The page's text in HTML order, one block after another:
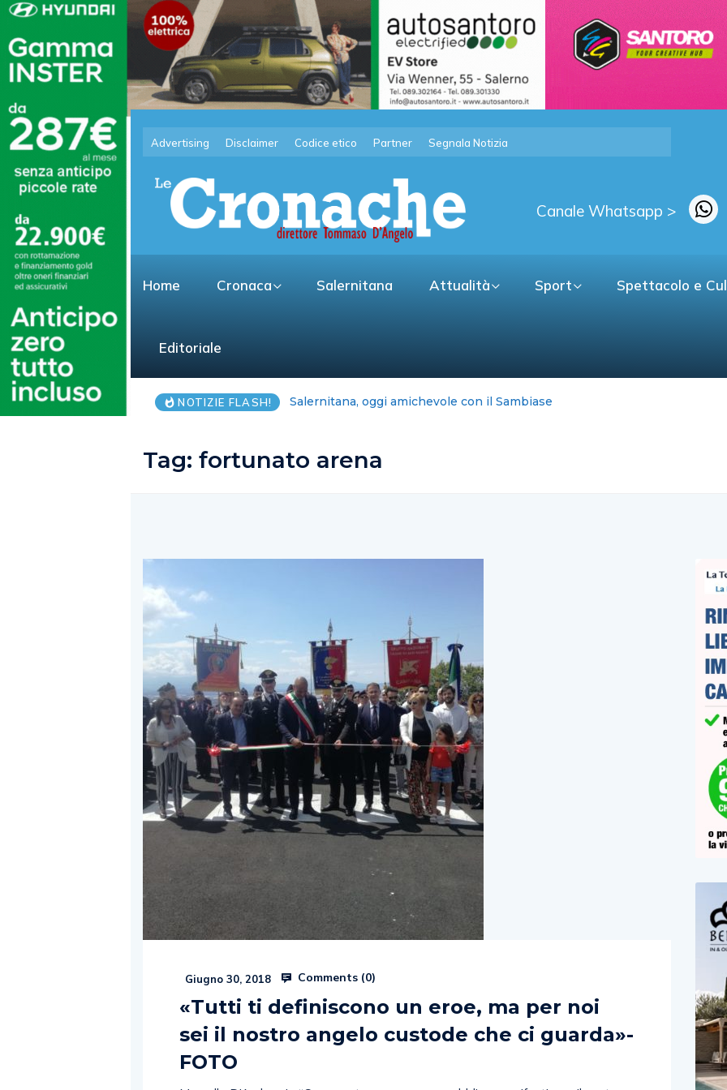
Advertising Disclaimer Codice etico Partner Segnala Notizia
Canale Whatsapp >
Home Cronaca Salernitana Attualità Sport Spettacolo e
Editoriale
NOTIZIE FLASH! Blackout Internet blocca la Costiera : FeNAILP, chiederemo i danni
Tag:fortunato arena
Giugno 30, 2018 Comments (0)
«Tutti ti definiscono un eroe, ma per noi
sei il nostro angelo custode che ci guarda»-
FOTO